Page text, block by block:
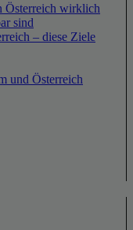
Österreich wirklich
sind
– diese Ziele
und Österreich